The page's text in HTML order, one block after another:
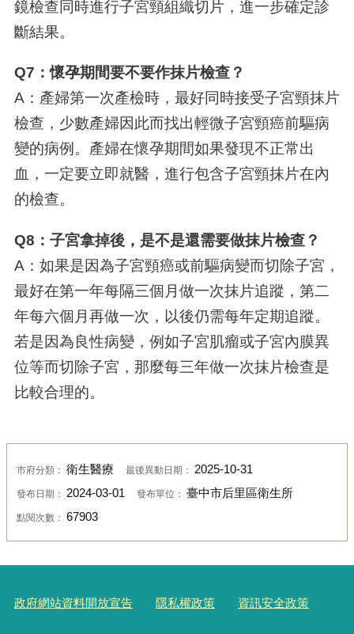
鏡檢查同時進行子宮頸組織切片，進一步確定診
斷結果。
Q7：懷孕期間要不要作抹片檢查？
A：產婦第一次產檢時，最好同時接受子宮頸抹片
檢查，少數產婦因此而找出輕微子宮頸癌前驅病
變的病例。產婦在懷孕期間如果發現不正常出
血，一定要立即就醫，進行包含子宮頸抹片在內
的檢查。
Q8：子宮拿掉後，是不是還需要做抹片檢查？
A：如果是因為子宮頸癌或前驅病變而切除子宮，
最好在第一年每隔三個月做一次抹片追蹤，第二
年每六個月再做一次，以後仍需每年定期追蹤。
若是因為良性病變，例如子宮肌瘤或子宮內膜異
位等而切除子宮，那麼每三年做一次抹片檢查是
比較合理的。
市府分類： 衛生醫療 最後異動日期： 2025-10-31
發布日期： 2024-03-01 發布單位： 臺中市后里區衛生所
點閱次數： 67903
政府網站資料開放宣告 隱私權政策 資訊安全政策